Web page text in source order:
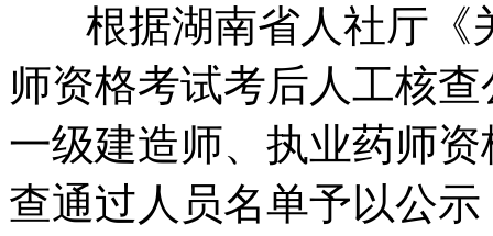
根据湖南省人社厅《
师资格考试考后人工核
一级建造师、执业药师
查通过人员名单予以公